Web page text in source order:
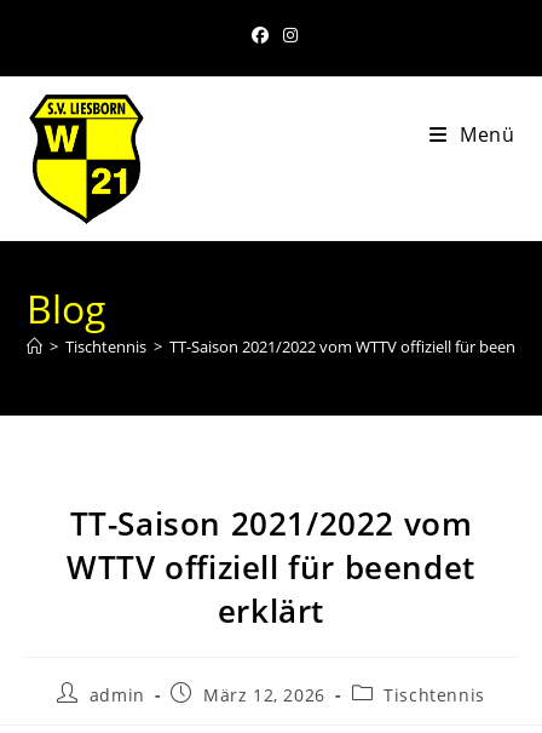
Menü
Blog
> Tischtennis > TT-Saison 2021/2022 vom WTTV offiziell für
TT-Saison 2021/2022 vom
WTTV offiziell für beendet
erklärt
admin März 12, 2026 Tischtennis